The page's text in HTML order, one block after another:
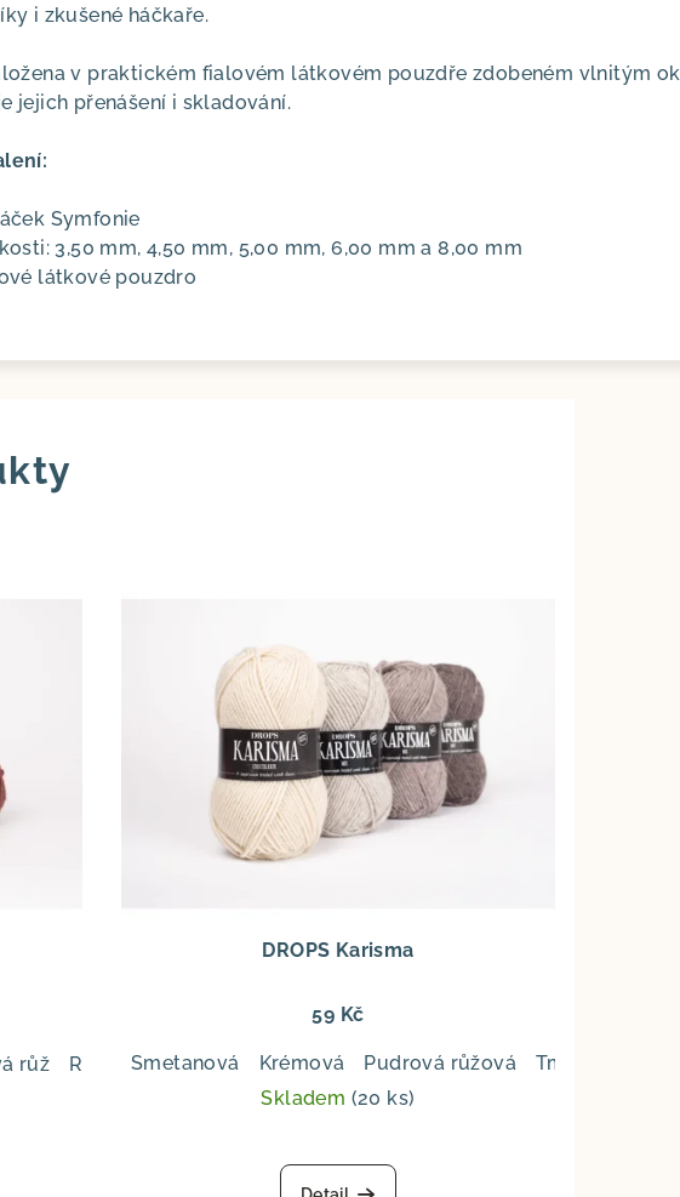
i zkušené háčkaře.
v praktickém fialovém látkovém pouzdře zdobeném vlnitým
jejich přenášení i skladování.
Symfonie
3,50 mm, 4,50 mm, 5,00 mm, 6,00 mm a 8,00 mm
látkové pouzdro
Olivová Tmavý břečťan Šedá
Popelavě šedá
růž Růžová Antuka Granátové jablko Lískový oříšek
DROPS Karisma
59 Kč
Smetanová Krémová Pudrová růžová
Tmavě
Skladem (20 ks)